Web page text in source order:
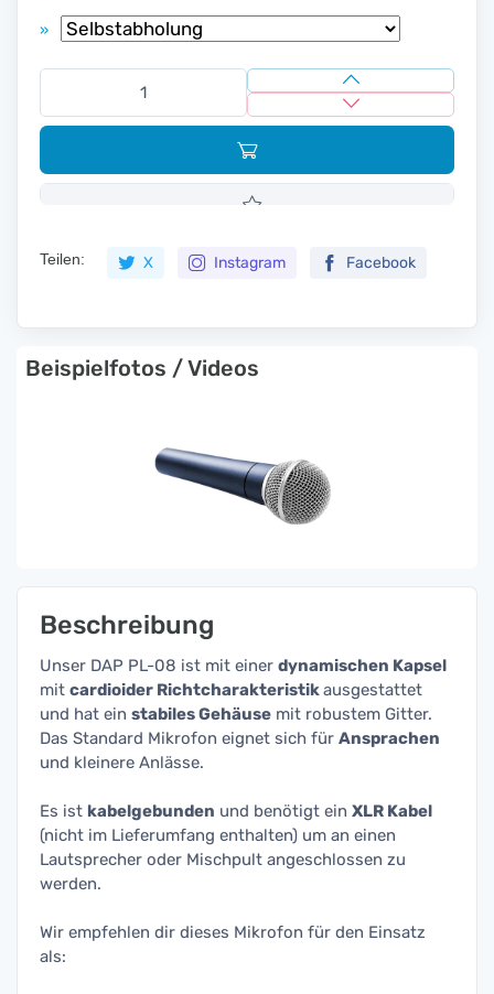
»
Teilen: X Instagram Facebook
Beispielfotos / Videos
Beschreibung
Unser DAP PL-08 ist mit einer dynamischen Kapsel
mit cardioider Richtcharakteristikausgestattet
und hat ein stabiles Gehäuse mit robustem Gitter.
Das Standard Mikrofon eignet sich für Ansprachen
und kleinere Anlässe.
Es ist kabelgebunden und benötigt ein XLR Kabel
(nicht im Lieferumfang enthalten) um an einen
Lautsprecher oder Mischpult angeschlossen zu
werden.
Wir empfehlen dir dieses Mikrofon für den Einsatz
als: